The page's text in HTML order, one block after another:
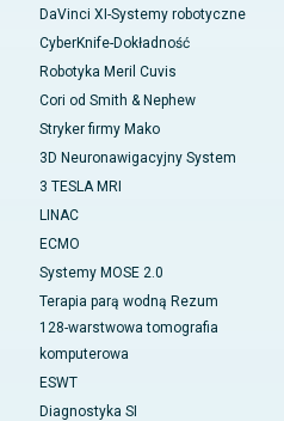
DaVinci XI-Systemy robotyczne
CyberKnife-Dokładność
Robotyka Meril Cuvis
Cori od Smith & Nephew
Stryker firmy Mako
3D Neuronawigacyjny System
3 TESLA MRI
LINAC
ECMO
Systemy MOSE 2.0
Terapia parą wodną Rezum
128-warstwowa tomografia
komputerowa
ESWT
Diagnostyka SI